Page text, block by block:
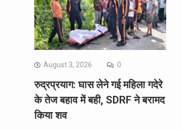
August 3, 2026 0
रुद्रप्रयाग: घास लेने गई महिला गदेरे
के तेज बहाव में बही, SDRF ने बरामद
किया शव